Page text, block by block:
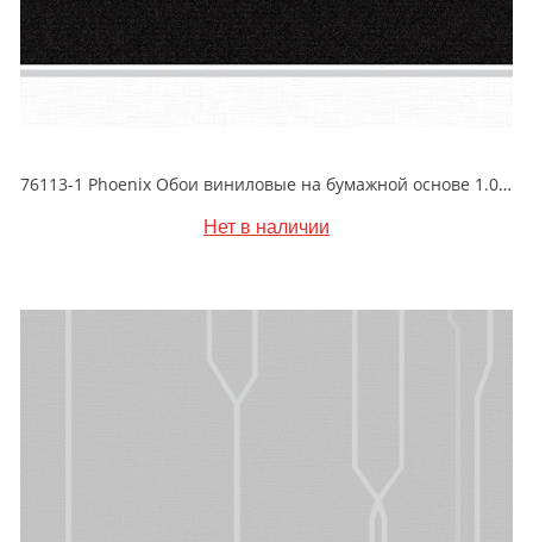
76113-1 Phoenix Обои виниловые на бумажной основе 1.06*15.6
Нет в наличии